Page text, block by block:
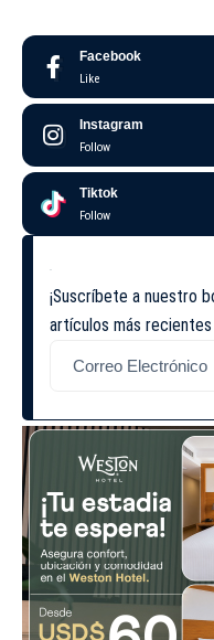
Facebook
Like
Instagram
Follow
Tiktok
Follow
¡Suscríbete a nuestro
artículos más